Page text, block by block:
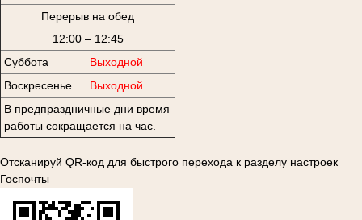
Перерыв на обед
12:00 – 12:45
Суббота
Выходной
Воскресенье
Выходной
В предпраздничные дни время
работы сокращается на час.
Отсканируй QR-код для быстрого перехода к разделу настроек
Госпочты